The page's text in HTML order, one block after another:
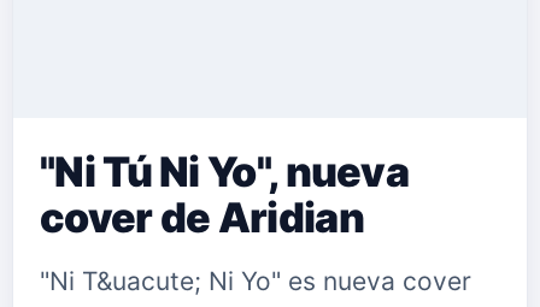
"Ni Tú Ni Yo", nueva
cover de Aridian
"Ni T&uacute; Ni Yo" es nueva cover